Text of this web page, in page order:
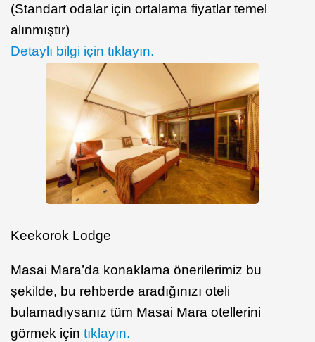
(Standart odalar için ortalama fiyatlar temel
alınmıştır)
Detaylı bilgi için tıklayın.
Keekorok Lodge
Masai Mara’da konaklama önerilerimiz bu
şekilde, bu rehberde aradığınızı oteli
bulamadıysanız tüm Masai Mara otellerini
görmek için tıklayın.